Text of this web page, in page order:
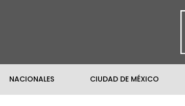
NACIONALES CIUDAD DE MÉXICO